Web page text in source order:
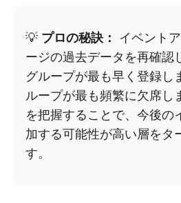
💡 プロの秘訣：
イベント
ージの過去データを再確認
グループが最も早く登録し
ループが最も頻繁に欠席し
を把握することで、今後の
加する可能性が高い層をタ
す。